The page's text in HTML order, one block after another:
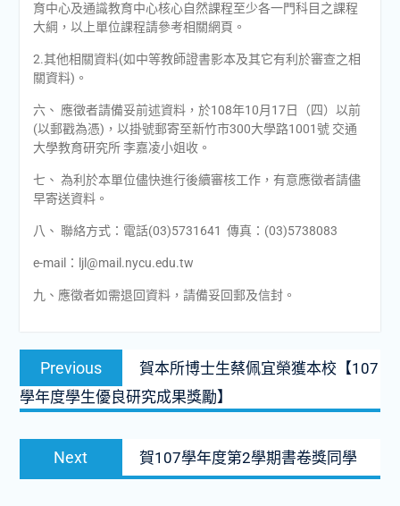
育中心及通識教育中心核心自然課程至少各一門科目之課程
大綱，以上單位課程請參考相關網頁。
2.其他相關資料(如中等教師證書影本及其它有利於審查之相
關資料)。
六、 應徵者請備妥前述資料，於108年10月17日（四）以前
(以郵戳為憑)，以掛號郵寄至新竹市300大學路1001號 交通
大學教育研究所 李嘉凌小姐收。
七、 為利於本單位儘快進行後續審核工作，有意應徵者請儘
早寄送資料。
八、 聯絡方式：電話(03)5731641 傳真：(03)5738083
e-mail：ljl@mail.nycu.edu.tw
九、應徵者如需退回資料，請備妥回郵及信封。
文
導
覽
Previous
Previous
post:
賀本所博士生蔡佩宜榮獲本校【107
學年度學生優良研究成果獎勵】
Next
Next
post:
賀107學年度第2學期書卷獎同學